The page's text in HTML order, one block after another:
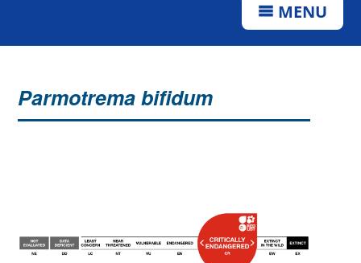
MENU
Parmotrema bifidum